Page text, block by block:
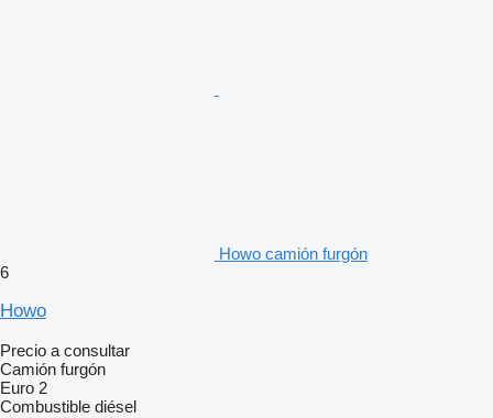
Howo camión furgón
6
Howo
Precio a consultar
Camión furgón
Euro 2
Combustible diésel